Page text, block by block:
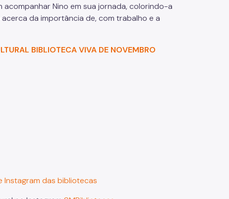
Nino em sua jornada, colorindo-a
da importância de, com trabalho e a
BIBLIOTECA VIVA DE NOVEMBRO
Instagram das bibliotecas